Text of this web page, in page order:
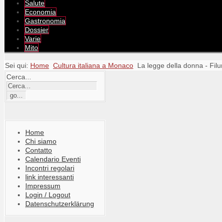
Salute
Economia
Gastronomia
Dossier
Varie
Mito
Sei qui: Home Cultura italiana a Monaco La legge della donna -
Cerca...
Home
Chi siamo
Contatto
Calendario Eventi
Incontri regolari
link interessanti
Impressum
Login / Logout
Datenschutzerklärung